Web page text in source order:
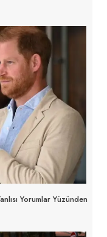
Yorumlar Yüzünden